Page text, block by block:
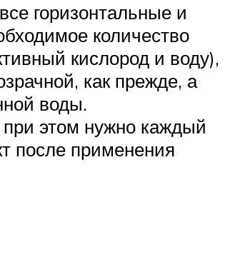
горизонтальные и
количество
кислород и воду),
как прежде, а
воды.
этом нужно каждый
после применения